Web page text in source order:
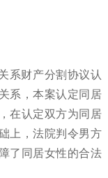
系财产分割协议认
系，本案认定同居
在认定双方为同居
上，法院判令男方
了同居女性的合法